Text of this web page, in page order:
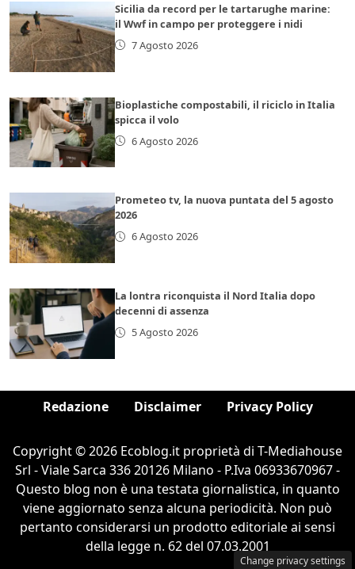
Sicilia da record per le tartarughe marine:
il Wwf in campo per proteggere i nidi
7 Agosto 2026
Bioplastiche compostabili, il riciclo in Italia
spicca il volo
6 Agosto 2026
Prometeo tv, la nuova puntata del 5 agosto
2026
6 Agosto 2026
La lontra riconquista il Nord Italia dopo
decenni di assenza
5 Agosto 2026
Redazione Disclaimer Privacy Policy
Copyright © 2026 Ecoblog.it proprietà di T-Mediahouse
Srl - Viale Sarca 336 20126 Milano - P.Iva 06933670967 -
Questo blog non è una testata giornalistica, in quanto
viene aggiornato senza alcuna periodicità. Non può
pertanto considerarsi un prodotto editoriale ai sensi
della legge n. 62 del 07.03.2001
Change privacy settings